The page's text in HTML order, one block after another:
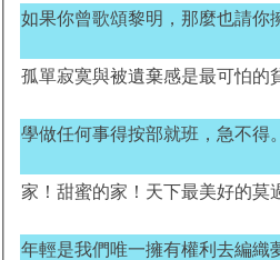
如果你曾歌頌黎明，那麼也請你
孤單寂寞與被遺棄感是最可怕的
學做任何事得按部就班，急不得。
家！甜蜜的家！天下最美好的莫
年輕是我們唯一擁有權利去編織